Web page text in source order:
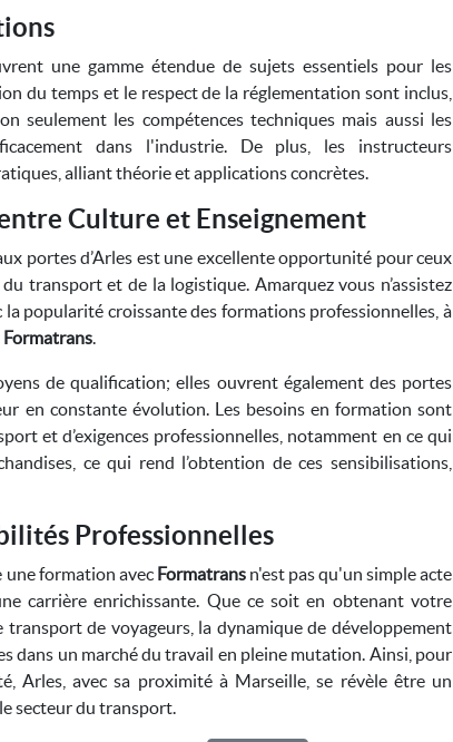
une gamme étendue de sujets essentiels pour les
du temps et le respect de la réglementation sont inclus,
seulement les compétences techniques mais aussi les
dans l'industrie. De plus, les instructeurs
alliant théorie et applications concrètes.
Culture et Enseignement
portes d’Arles est une excellente opportunité pour ceux
transport et de la logistique. Amarquez vous n’assistez
popularité croissante des formations professionnelles, à
Formatrans.
de qualification; elles ouvrent également des portes
en constante évolution. Les besoins en formation sont
et d’exigences professionnelles, notamment en ce qui
ce qui rend l’obtention de ces sensibilisations,
Professionnelles
une formation avec Formatransn'est pas qu'un simple acte
carrière enrichissante. Que ce soit en obtenant votre
de voyageurs, la dynamique de développement
dans un marché du travail en pleine mutation. Ainsi, pour
Arles, avec sa proximité à Marseille, se révèle être un
secteur du transport.